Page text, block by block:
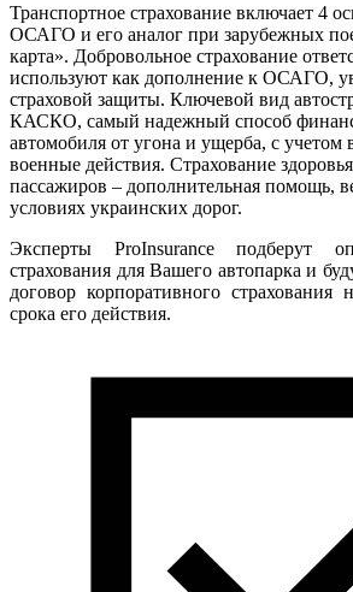
Транспортное страхование включает 4
ОСАГО и его аналог при зарубежных
карта». Добровольное страхование
используют как дополнение к ОСАГО,
страховой защиты. Ключевой вид
КАСКО, самый надежный способ
автомобиля от угона и ущерба, с учетом
военные действия. Страхование
пассажиров – дополнительная помощь,
условиях украинских дорог.
Эксперты ProInsurance подберут
страхования для Вашего автопарка и
договор корпоративного страхования
срока его действия.